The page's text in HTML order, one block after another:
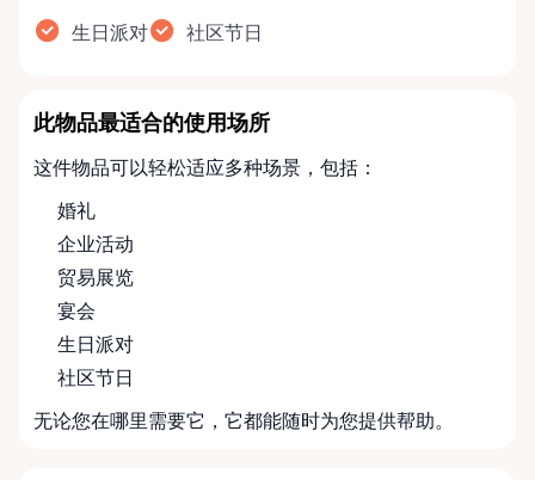
生日派对 社区节日
此物品最适合的使用场所
这件物品可以轻松适应多种场景，包括：
婚礼
企业活动
贸易展览
宴会
生日派对
社区节日
无论您在哪里需要它，它都能随时为您提供帮助。